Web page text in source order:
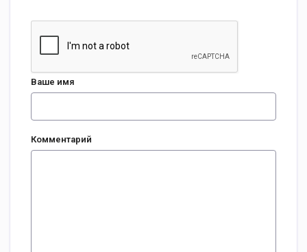
Ваше имя
Комментарий